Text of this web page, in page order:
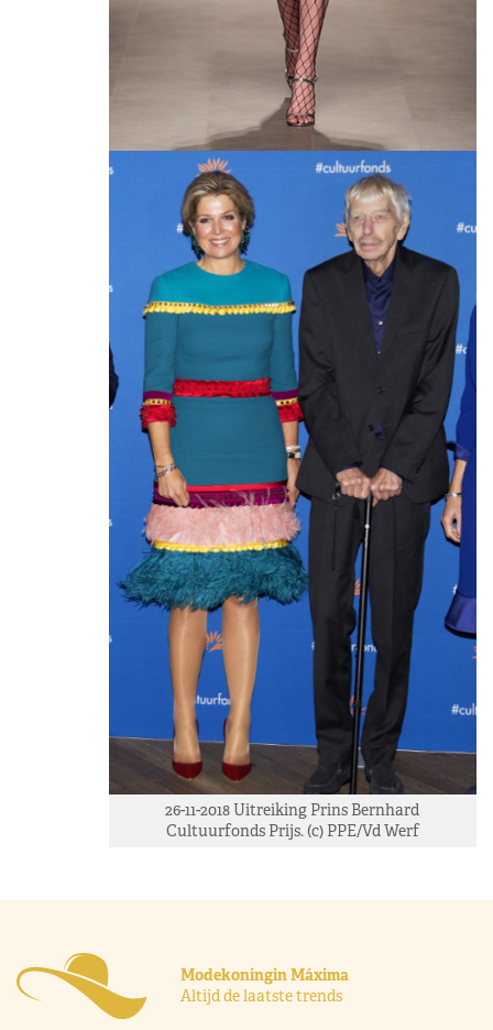
26-11-2018 Uitreiking Prins Bernhard
Cultuurfonds Prijs. (c) PPE/Vd Werf
Modekoningin Máxima
Altijd de laatste trends